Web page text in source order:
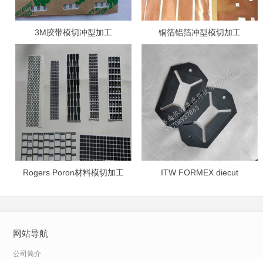
3M胶带模切冲型加工 铜箔铝箔冲型模切加工
Rogers Poron材料模切加工 ITW FORMEX diecut
网站导航
公司简介